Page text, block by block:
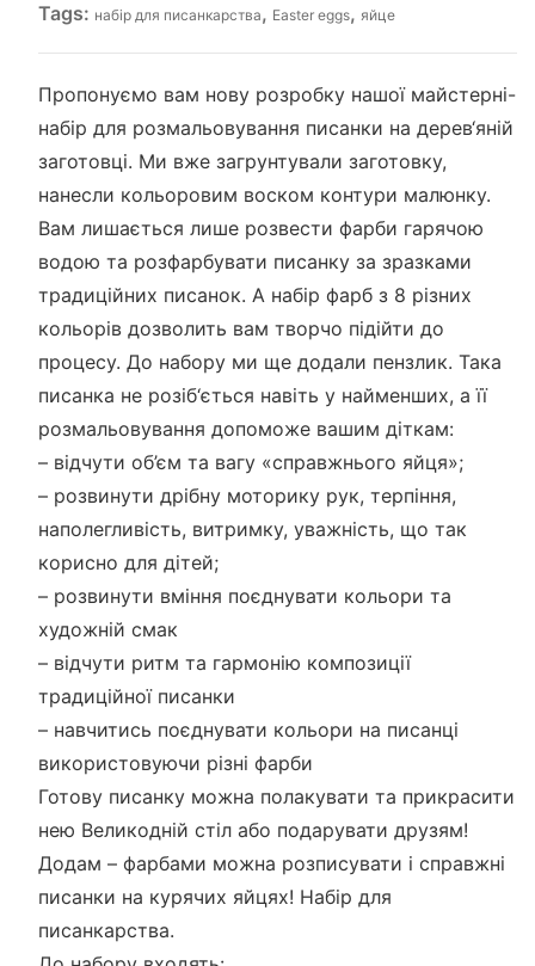
Tags: набір для писанкарства, Easter eggs, яйце
Пропонуємо вам нову розробку нашої майстерні-
набір для розмальовування писанки на дерев‘яній
заготовці. Ми вже загрунтували заготовку,
нанесли кольоровим воском контури малюнку.
Вам лишається лише розвести фарби гарячою
водою та розфарбувати писанку за зразками
традиційних писанок. А набір фарб з 8 різних
кольорів дозволить вам творчо підійти до
процесу. До набору ми ще додали пензлик. Така
писанка не розіб‘ється навіть у найменших, а її
розмальовування допоможе вашим діткам:
– відчути об’єм та вагу «справжнього яйця»;
– розвинути дрібну моторику рук, терпіння,
наполегливість, витримку, уважність, що так
корисно для дітей;
– розвинути вміння поєднувати кольори та
художній смак
– відчути ритм та гармонію композиції
традиційної писанки
– навчитись поєднувати кольори на писанці
використовуючи різні фарби
Готову писанку можна полакувати та прикрасити
нею Великодній стіл або подарувати друзям!
Додам – фарбами можна розписувати і справжні
писанки на курячих яйцях! Набір для
писанкарства.